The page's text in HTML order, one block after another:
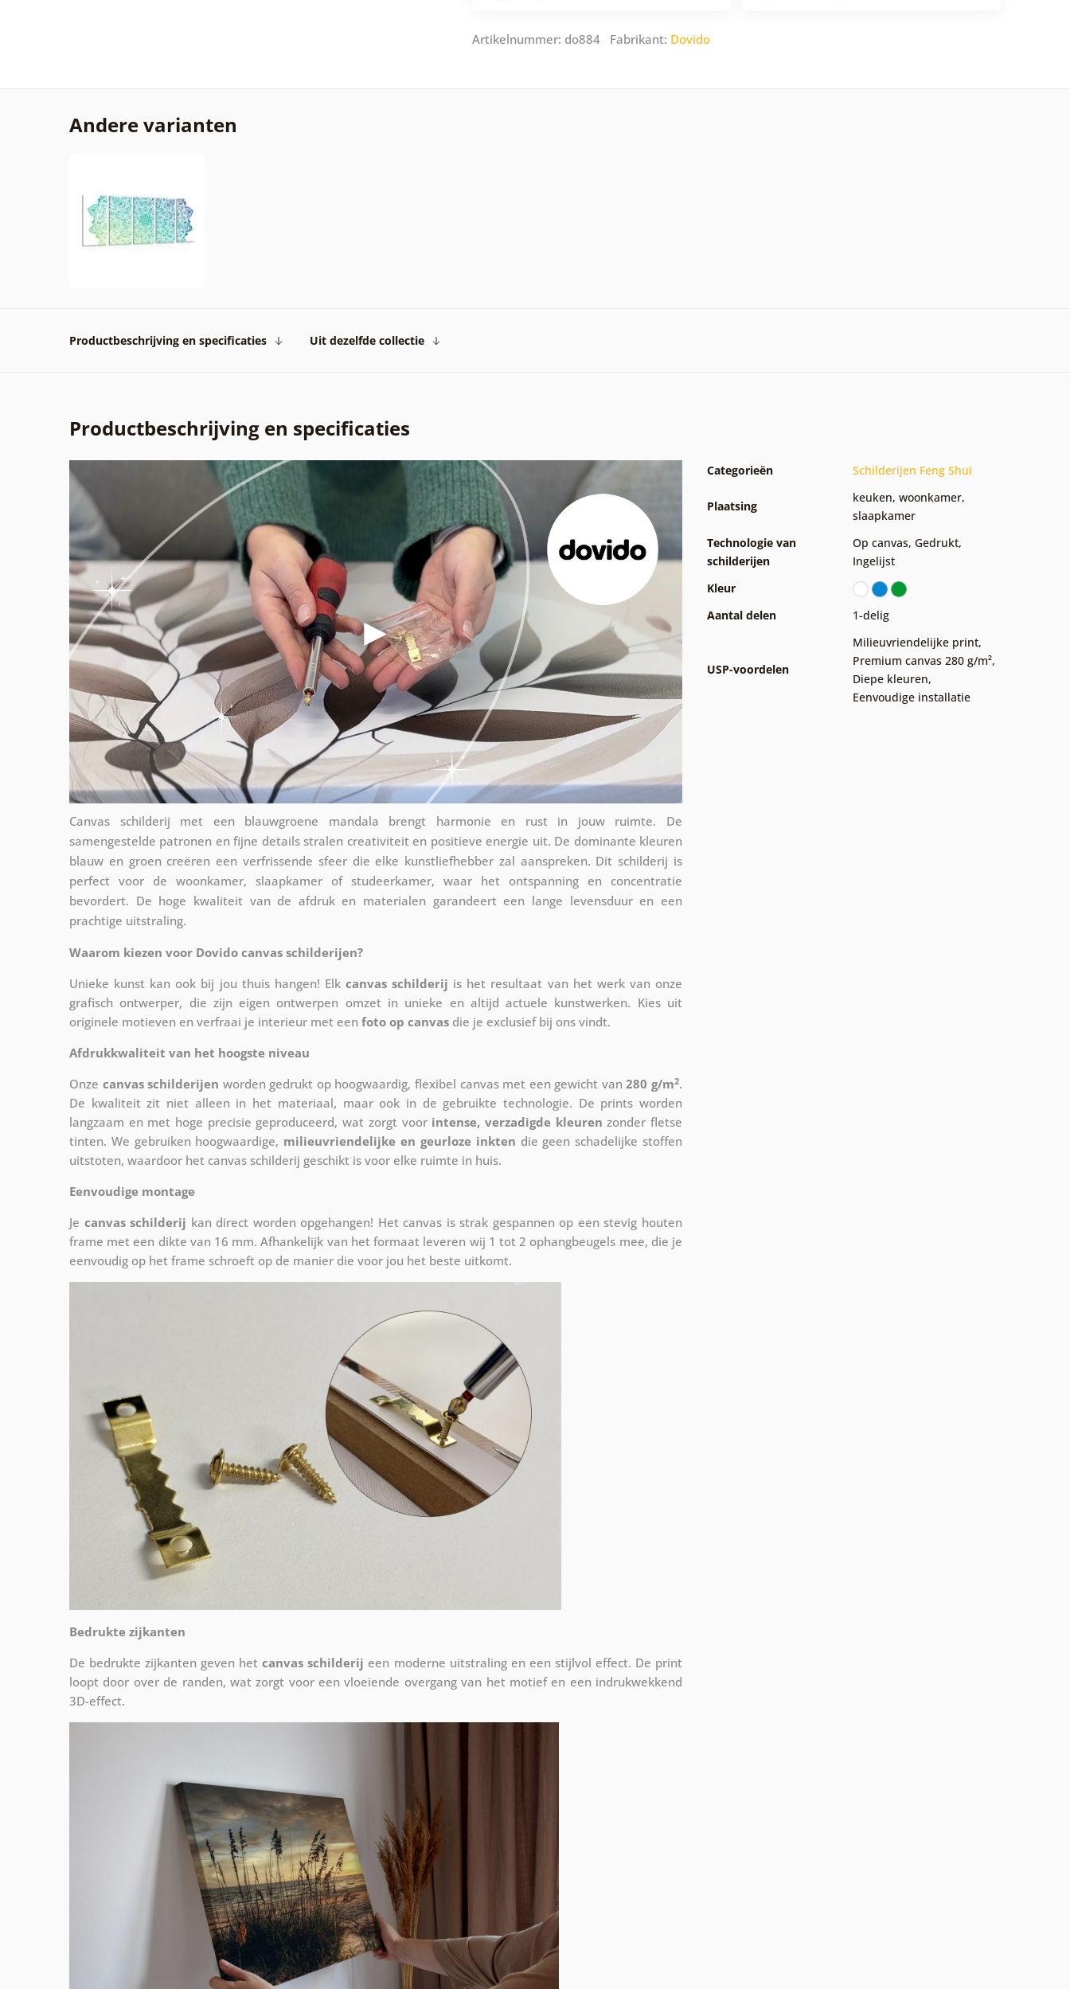
Artikelnummer: do884 Fabrikant: Dovido
Andere varianten
Productbeschrijving en specificaties Uit dezelfde collectie
Productbeschrijving en specificaties
Canvas schilderij met een blauwgroene mandala brengt harmonie en rust in jouw ruimte. De
samengestelde patronen en fijne details stralen creativiteit en positieve energie uit. De dominante kleuren
blauw en groen creëren een verfrissende sfeer die elke kunstliefhebber zal aanspreken. Dit schilderij is
perfect voor de woonkamer, slaapkamer of studeerkamer, waar het ontspanning en concentratie
bevordert. De hoge kwaliteit van de afdruk en materialen garandeert een lange levensduur en een
prachtige uitstraling.
Waarom kiezen voor Dovido canvas schilderijen?
Unieke kunst kan ook bij jou thuis hangen! Elk canvas schilderij is het resultaat van het werk van onze
grafisch ontwerper, die zijn eigen ontwerpen omzet in unieke en altijd actuele kunstwerken. Kies uit
originele motieven en verfraai je interieur met een foto op canvas die je exclusief bij ons vindt.
Afdrukkwaliteit van het hoogste niveau
Onze canvas schilderijen worden gedrukt op hoogwaardig, flexibel canvas met een gewicht van280 g/m2.
De kwaliteit zit niet alleen in het materiaal, maar ook in de gebruikte technologie. De prints worden
langzaam en met hoge precisie geproduceerd, wat zorgt voor intense, verzadigde kleuren zonder fletse
tinten. We gebruiken hoogwaardige, milieuvriendelijke en geurloze inkten die geen schadelijke stoffen
uitstoten, waardoor het canvas schilderij geschikt is voor elke ruimte in huis.
Eenvoudige montage
Je canvas schilderij kan direct worden opgehangen! Het canvas is strak gespannen op een stevig houten
frame met een dikte van 16 mm. Afhankelijk van het formaat leveren wij 1 tot 2 ophangbeugels mee, die je
eenvoudig op het frame schroeft op de manier die voor jou het beste uitkomt.
Bedrukte zijkanten
De bedrukte zijkanten geven hetcanvas schilderij een moderne uitstraling en een stijlvol effect. De print
loopt door over de randen, wat zorgt voor een vloeiende overgang van het motief en een indrukwekkend
3D-effect.
Categorieën Schilderijen Feng Shui
Plaatsing
keuken, woonkamer,
slaapkamer
Technologie van
schilderijen
Op canvas, Gedrukt,
Ingelijst
Kleur
Aantal delen
1-delig
USP-voordelen
Milieuvriendelijke print,
Premium canvas 280 g/m²,
Diepe kleuren,
Eenvoudige installatie